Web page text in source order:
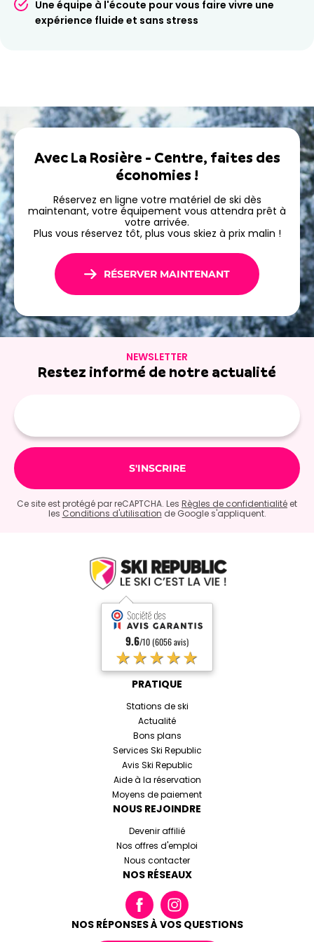
Réservez en ligne et
profitez dès votre arrivée
préparé à l’avance. À votre arrivée, tout est prêt : vous
gagnez du temps et profitez immédiatement des pistes.
Réservez dès maintenant votre location de ski ou
snowboard à La Rosière Centre avec Ski Republic et
profitez pleinement de votre séjour.
Une équipe à l'écoute pour vous faire vivre une
expérience fluide et sans stress
Avec La Rosière - Centre, faites des
économies !
Réservez en ligne votre matériel de ski dès
maintenant, votre équipement vous attendra prêt à
votre arrivée.
Plus vous réservez tôt, plus vous skiez à prix malin !
RÉSERVER MAINTENANT
NEWSLETTER
Restez informé de notre actualité
mail
Ce site est protégé par reCAPTCHA. Les Règles de confidentialité et
les Conditions d'utilisation de Google s'appliquent.
9.6/10 (6056 avis)
★★★★★
PRATIQUE
Stations de ski
Actualité
Bons plans
Services Ski Republic
Avis Ski Republic
Aide à la réservation
Moyens de paiement
NOUS REJOINDRE
Devenir affilié
Nos offres d'emploi
Nous contacter
NOS RÉSEAUX
NOS RÉPONSES À VOS QUESTIONS